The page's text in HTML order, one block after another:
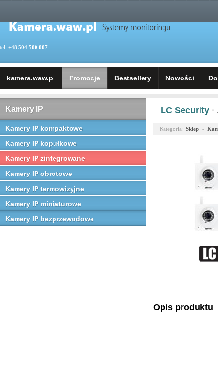
tel. +48 504 500 007
kamera.waw.pl Promocje Bestsellery Nowości
Kamery IP
Kamery IP kompaktowe
Kamery IP kopułkowe
Kamery IP zintegrowane
Kamery IP obrotowe
Kamery IP termowizyjne
Kamery IP miniaturowe
Kamery IP bezprzewodowe
LC Security ·
Kategoria: Sklep »
Opis produktu